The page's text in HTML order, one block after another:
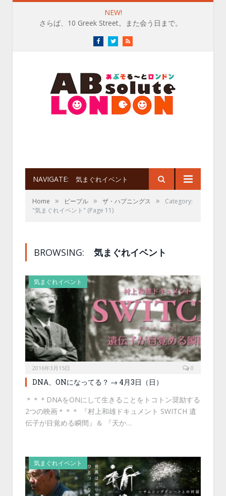
NEW!
さらば、10 Greek Street。また会う日まで。
FacebookTwitterRSS
NAVIGATE: 気まぐれイベント
Home » ピープル » ザ・ハプニングス »
Category:
"気まぐれイベント" (Page 11)
BROWSING: 気まぐれイベント
気まぐれイベント
2016年3月15日 0
DNA、ONになってる？ → 4月3日（日）
＊＊＊DNAをONにして生きることをトコトン奨励する
2つの映画＊＊＊ 『村上和雄ドキュメント SWITCH 遺
伝子が目覚める瞬間』＆ 『天か…
気まぐれイベント